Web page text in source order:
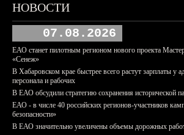
НОВОСТИ
07.08.2026
ЕАО станет пилотным регионом нового проекта
«Сенеж»
В Хабаровском крае быстрее всего растут зарплаты у
персонала и рабочих
В ЕАО обсудили стратегию сохранения исторической
ЕАО - в числе 40 российских регионов-участников
безопасности»
В ЕАО значительно увеличены объемы дорожных